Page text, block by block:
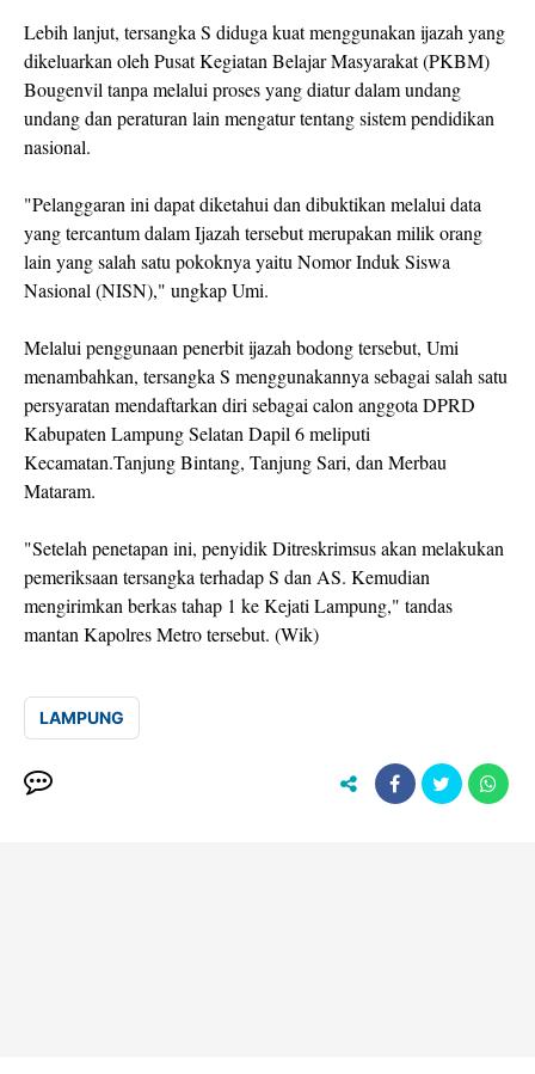
Lebih lanjut, tersangka S diduga kuat menggunakan ijazah yang
dikeluarkan oleh Pusat Kegiatan Belajar Masyarakat (PKBM)
Bougenvil tanpa melalui proses yang diatur dalam undang
undang dan peraturan lain mengatur tentang sistem pendidikan
nasional.
"Pelanggaran ini dapat diketahui dan dibuktikan melalui data
yang tercantum dalam Ijazah tersebut merupakan milik orang
lain yang salah satu pokoknya yaitu Nomor Induk Siswa
Nasional (NISN)," ungkap Umi.
Melalui penggunaan penerbit ijazah bodong tersebut, Umi
menambahkan, tersangka S menggunakannya sebagai salah satu
persyaratan mendaftarkan diri sebagai calon anggota DPRD
Kabupaten Lampung Selatan Dapil 6 meliputi
Kecamatan.Tanjung Bintang, Tanjung Sari, dan Merbau
Mataram.
"Setelah penetapan ini, penyidik Ditreskrimsus akan melakukan
pemeriksaan tersangka terhadap S dan AS. Kemudian
mengirimkan berkas tahap 1 ke Kejati Lampung," tandas
mantan Kapolres Metro tersebut. (Wik)
LAMPUNG